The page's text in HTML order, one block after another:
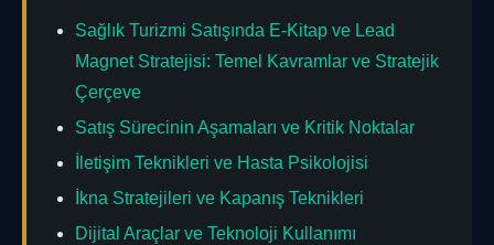
Sağlık Turizmi Satışında E-Kitap ve Lead
Magnet Stratejisi: Temel Kavramlar ve Stratejik
Çerçeve
Satış Sürecinin Aşamaları ve Kritik Noktalar
İletişim Teknikleri ve Hasta Psikolojisi
İkna Stratejileri ve Kapanış Teknikleri
Dijital Araçlar ve Teknoloji Kullanımı